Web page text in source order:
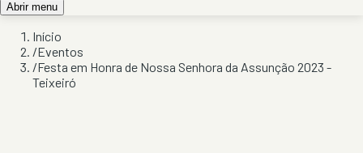
Abrir menu
Início
/Eventos
/Festa em Honra de Nossa Senhora da Assunção 2023 -
Teixeiró